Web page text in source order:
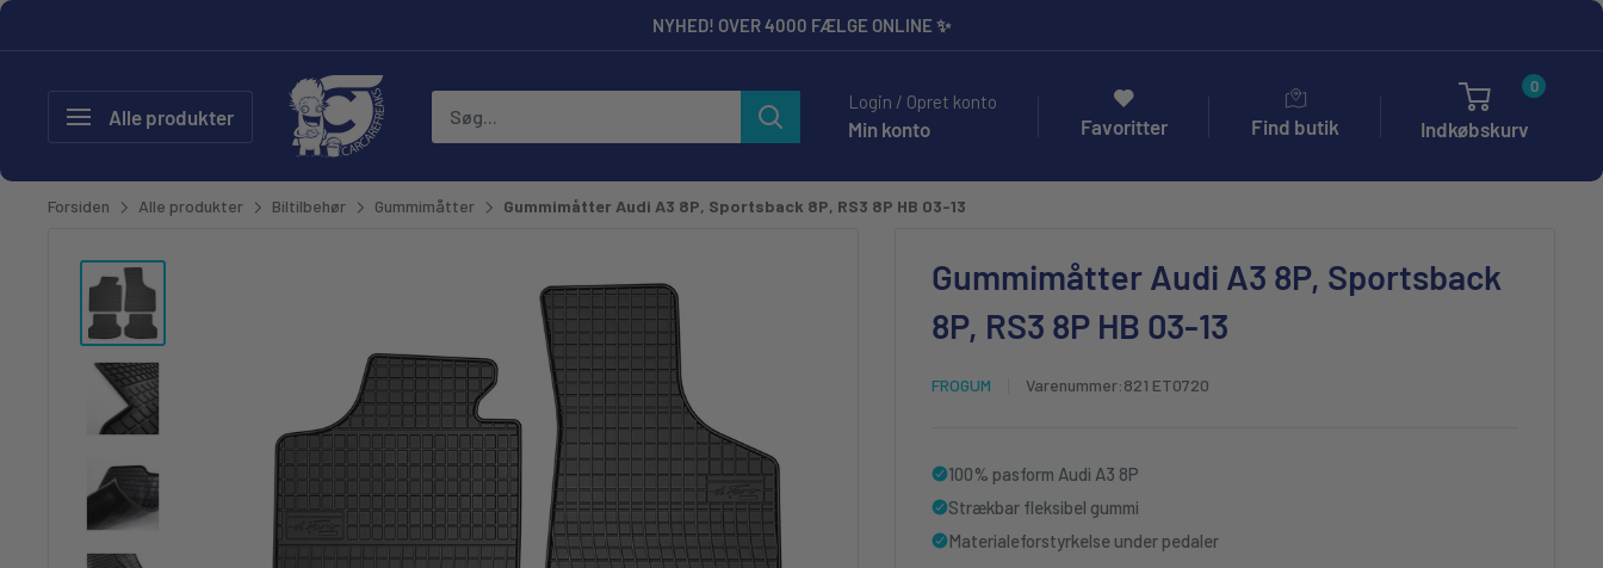
Gå til NYHED! OVER 4000 FÆLGE ONLINE ✨
Alle produkter
CarCare Freaks - Bilpleje & Tilbehør til Entusiaster og Professionelle.Login / Opret konto
Min konto Favoritter Find butik
0
Indkøbskurv
Forsiden Alle produkter Biltilbehør Gummimåtter Gummimåtter Audi A3 8P, Sportsback 8P, RS3 8P HB 03-13
Gummimåtter Audi A3 8P, Sportsback
8P, RS3 8P HB 03-13
FROGUM Varenummer:821 ET0720
100% pasform Audi A3 8P
Strækbar fleksibel gummi
Materialeforstyrkelse under pedaler